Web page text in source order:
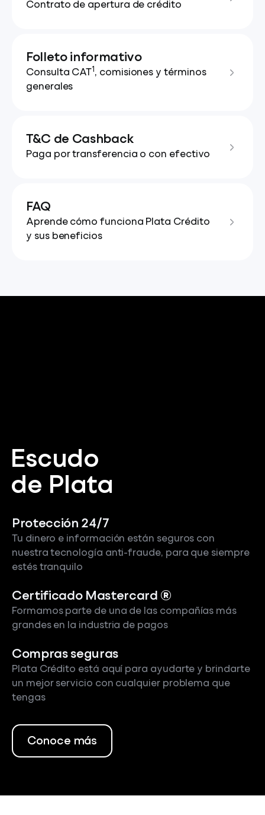
Contrato de apertura de crédito
Folleto informativo
Consulta CAT 1 , comisiones y términos
generales
T&C de Cashback
Paga por transferencia o con efectivo
FAQ
Aprende cómo funciona Plata Crédito
y sus beneficios
Escudo
de Plata
Protección 24/7
Tu dinero e información están seguros con
nuestra tecnología anti-fraude, para que siempre
estés tranquilo
Certificado Mastercard ®
Formamos parte de una de las compañías más
grandes en la industria de pagos
Compras seguras
Plata Crédito está aquí para ayudarte y brindarte
un mejor servicio con cualquier problema que
tengas
Conoce más